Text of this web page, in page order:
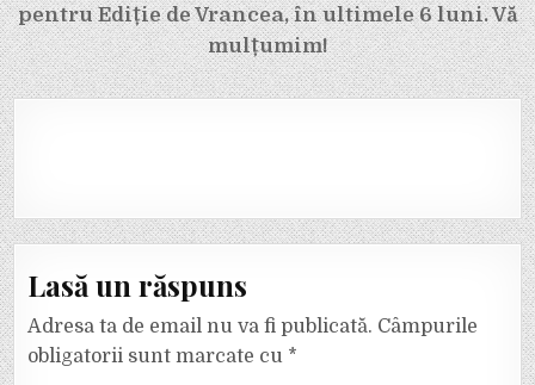
pentru Ediție de Vrancea, în ultimele 6 luni. Vă
mulțumim!
Lasă un răspuns
Adresa ta de email nu va fi publicată. Câmpurile
obligatorii sunt marcate cu *